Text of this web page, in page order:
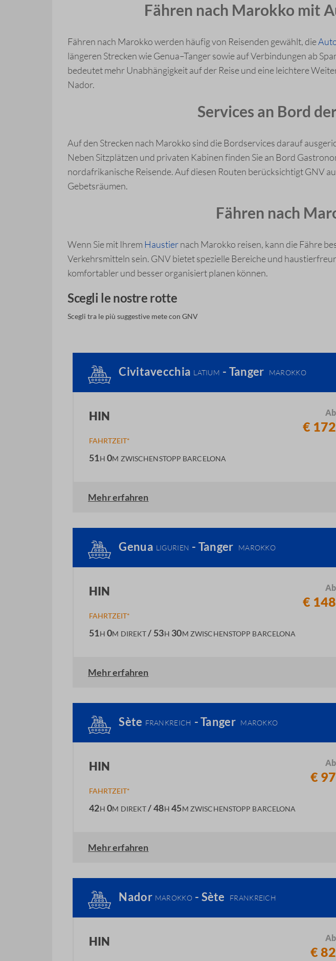
Fähren nach Marokko mit
Fähren nach Marokko werden häufig von Reisenden gewählt, die
längeren Strecken wie Genua–Tanger sowie auf Verbindungen ab
bedeutet mehr Unabhängigkeit auf der Reise und eine leichtere
Nador.
Services an Bord
Auf den Strecken nach Marokko sind die Bordservices darauf
Neben Sitzplätzen und privaten Kabinen finden Sie an Bord
nordafrikanische Reisende. Auf diesen Routen berücksichtigt GNV
Gebetsräumen.
Fähren nach
Wenn Sie mit Ihrem Haustiernach Marokko reisen, kann die Fähre
Verkehrsmitteln sein. GNV bietet spezielle Bereiche und
komfortabler und besser organisiert planen können.
Scegli le nostre rotte
Scegli tra le più suggestive mete con GNV
Civitavecchia LATIUM - Tanger MAROKKO
HIN Ab
€ 172
FAHRTZEIT*
51H 0M ZWISCHENSTOPP BARCELONA
Mehr erfahren
Genua LIGURIEN - Tanger MAROKKO
HIN Ab
€ 148
FAHRTZEIT*
51H 0M DIREKT/ 53H 30M ZWISCHENSTOPP BARCELONA
Mehr erfahren
Sète FRANKREICH - Tanger MAROKKO
HIN Ab
€ 97
FAHRTZEIT*
42H 0M DIREKT/ 48H 45M ZWISCHENSTOPP BARCELONA
Mehr erfahren
Nador MAROKKO - Sète FRANKREICH
HIN Ab
€ 82